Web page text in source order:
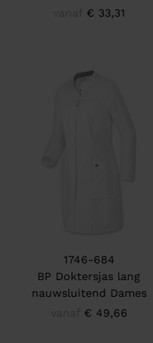
€ 33,31
1746-684
BP Doktersjas lang
nauwsluitend Dames
€ 49,66